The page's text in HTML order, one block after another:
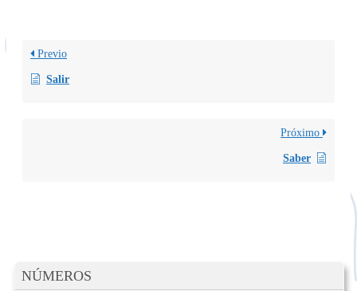
NÚMEROS
Previo
Salir
Próximo
Saber